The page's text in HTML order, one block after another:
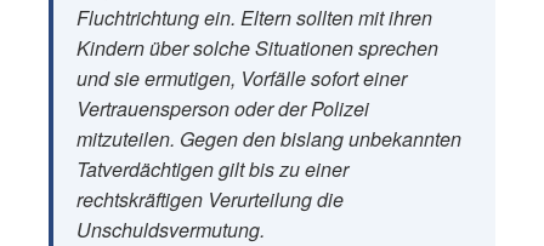
Fluchtrichtung ein. Eltern sollten mit ihren
Kindern über solche Situationen sprechen
und sie ermutigen, Vorfälle sofort einer
Vertrauensperson oder der Polizei
mitzuteilen. Gegen den bislang unbekannten
Tatverdächtigen gilt bis zu einer
rechtskräftigen Verurteilung die
Unschuldsvermutung.